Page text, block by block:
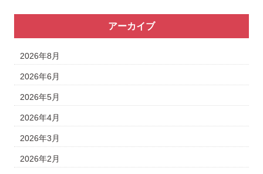
アーカイブ
2026年8月
2026年6月
2026年5月
2026年4月
2026年3月
2026年2月